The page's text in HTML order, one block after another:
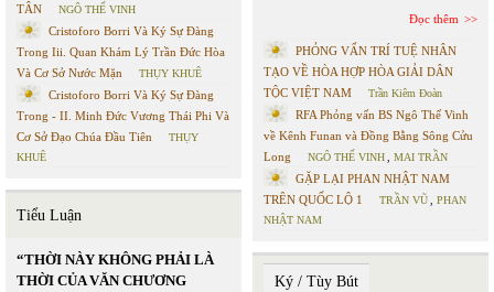
TÂN
NGÔ THẾ VINH
Cristoforo Borri Và Ký Sự Đàng
Trong Iii. Quan Khám Lý Trần Đức Hòa
Và Cơ Sở Nước Mặn
THỤY KHUÊ
Cristoforo Borri Và Ký Sự Đàng
Trong - II. Minh Đức Vương Thái Phi Và
Cơ Sở Đạo Chúa Đầu Tiên
THỤY
KHUÊ
Tiểu Luận
“THỜI NÀY KHÔNG PHẢI LÀ
THỜI CỦA VĂN CHƯƠNG
Đọc thêm
PHỎNG VẤN TRÍ TUỆ NHÂN
TẠO VỀ HÒA HỢP HÒA GIẢI DÂN
TỘC VIỆT NAM
Trần Kiêm Đoàn
RFA Phỏng vấn BS Ngô Thế Vinh
về Kênh Funan và Đồng Bằng Sông Cửu
Long
NGÔ THẾ VINH, MAI TRẦN
GẶP LẠI PHAN NHẬT NAM
TRÊN QUỐC LỘ 1
TRẦN VŨ, PHAN
NHẬT NAM
Ký / Tùy Bút